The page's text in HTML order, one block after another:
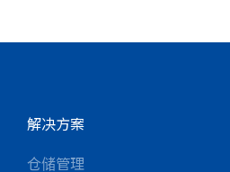
解决方案
仓储管理